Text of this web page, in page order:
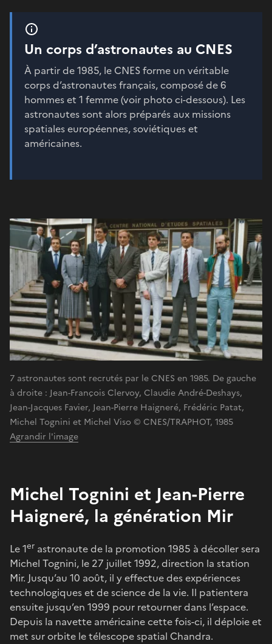
Un corps d’astronautes au CNES
À partir de 1985, le CNES forme un véritable
corps d’astronautes français, composé de 6
hommes et 1 femme (voir photo ci-dessous). Les
astronautes sont alors préparés aux missions
spatiales européennes, soviétiques et
américaines.
7 astronautes sont recrutés par le CNES en 1985. De gauche
à droite : Jean-François Clervoy, Claudie André-Deshays,
Jean-Jacques Favier, Jean-Pierre Haigneré, Frédéric Patat,
Michel Tognini et Michel Viso © CNES/TRAPHOT, 1985
Agrandir l'image
Michel Tognini et Jean-Pierre
Haigneré, la génération Mir
Le 1er astronaute de la promotion 1985 à décoller sera
Michel Tognini, le 27 juillet 1992, direction la station
Mir. Jusqu’au 10 août, il y effectue des expériences
technologiques et de science de la vie. Il patientera
ensuite jusqu’en 1999 pour retourner dans l’espace.
Depuis la navette américaine cette fois-ci, il déploie et
met sur orbite le télescope spatial Chandra.